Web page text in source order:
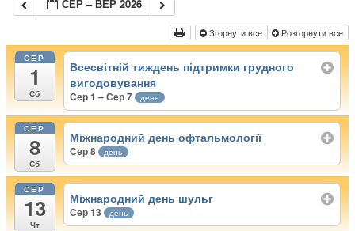
СЕР – ВЕР 2026
Згорнути все Розгорнути все
СЕР
1
Сб
Всесвітній тиждень підтримки грудного
вигодовування
Сер 1 – Сер 7 день
СЕР
8
Сб
Міжнародний день офтальмології
Сер 8 день
СЕР
13
Чт
Міжнародний день шульг
Сер 13 день